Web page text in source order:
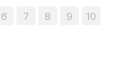
6 7 8 9
10